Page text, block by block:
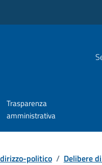
Trasparenza
amministrativa
politico / Delibere